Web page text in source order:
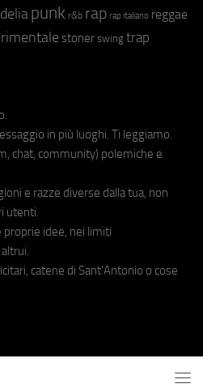
punk r&b rap rap italiano reggae
stoner swing trap
in più luoghi. Ti leggiamo.
chat, community) polemiche e
e razze diverse dalla tua, non
utenti.
idee, nei limiti
catene di Sant'Antonio o cose